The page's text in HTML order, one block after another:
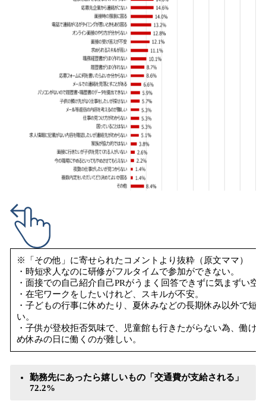
※「その他」に寄せられたコメントより抜粋（原文ママ）
・時短求人なのに研修がフルタイムで参加ができない。
・面接での自己紹介自己PRがうまく回答できずに気まずい空
・在宅ワークをしたいけれど、スキルが不安。
・子どもの行事に休めたり、夏休みなどの長期休み以外で短
い。
・子供が登校拒否気味で、児童館も行きたがらない為、働け
め休みの日に働くのが難しい。
勤務先にあったら嬉しいもの「交通費が支給される」
72.2%